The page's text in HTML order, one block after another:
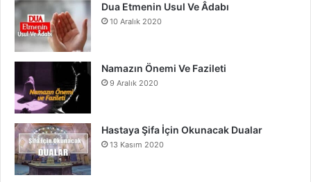
Dua Etmenin Usul Ve Âdabı
10 Aralık 2020
Namazın Önemi Ve Fazileti
9 Aralık 2020
Hastaya Şifa İçin Okunacak Dualar
13 Kasım 2020